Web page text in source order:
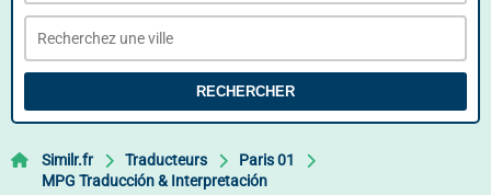
RECHERCHER
Similr.fr Traducteurs
Paris 01
MPG Traducción & Interpretación